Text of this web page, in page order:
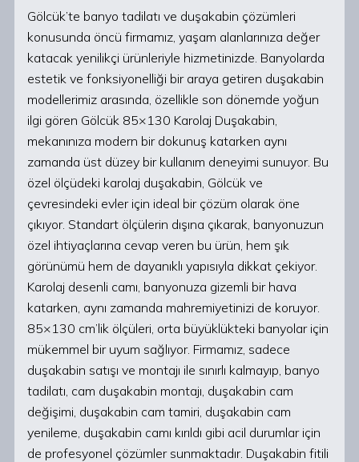
Gölcük’te banyo tadilatı ve duşakabin çözümleri
konusunda öncü firmamız, yaşam alanlarınıza değer
katacak yenilikçi ürünleriyle hizmetinizde. Banyolarda
estetik ve fonksiyonelliği bir araya getiren duşakabin
modellerimiz arasında, özellikle son dönemde yoğun
ilgi gören Gölcük 85×130 Karolaj Duşakabin,
mekanınıza modern bir dokunuş katarken aynı
zamanda üst düzey bir kullanım deneyimi sunuyor. Bu
özel ölçüdeki karolaj duşakabin, Gölcük ve
çevresindeki evler için ideal bir çözüm olarak öne
çıkıyor. Standart ölçülerin dışına çıkarak, banyonuzun
özel ihtiyaçlarına cevap veren bu ürün, hem şık
görünümü hem de dayanıklı yapısıyla dikkat çekiyor.
Karolaj desenli camı, banyonuza gizemli bir hava
katarken, aynı zamanda mahremiyetinizi de koruyor.
85×130 cm’lik ölçüleri, orta büyüklükteki banyolar için
mükemmel bir uyum sağlıyor. Firmamız, sadece
duşakabin satışı ve montajı ile sınırlı kalmayıp, banyo
tadilatı, cam duşakabin montajı, duşakabin cam
değişimi, duşakabin cam tamiri, duşakabin cam
yenileme, duşakabin camı kırıldı gibi acil durumlar için
de profesyonel çözümler sunmaktadır. Duşakabin fitili